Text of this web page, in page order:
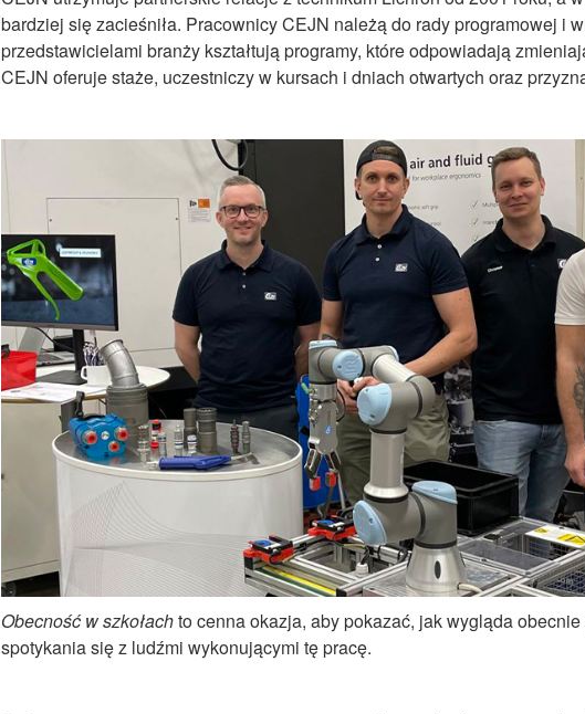
bardziej się zacieśniła. Pracownicy CEJN należą do rady programowej i
przedstawicielami branży kształtują programy, które odpowiadają
CEJN oferuje staże, uczestniczy w kursach i dniach otwartych oraz
Obecność w szkołachtocenna okazja, aby pokazać, jak wygląda obecnie
spotykania się z ludźmi wykonującymi tępracę.